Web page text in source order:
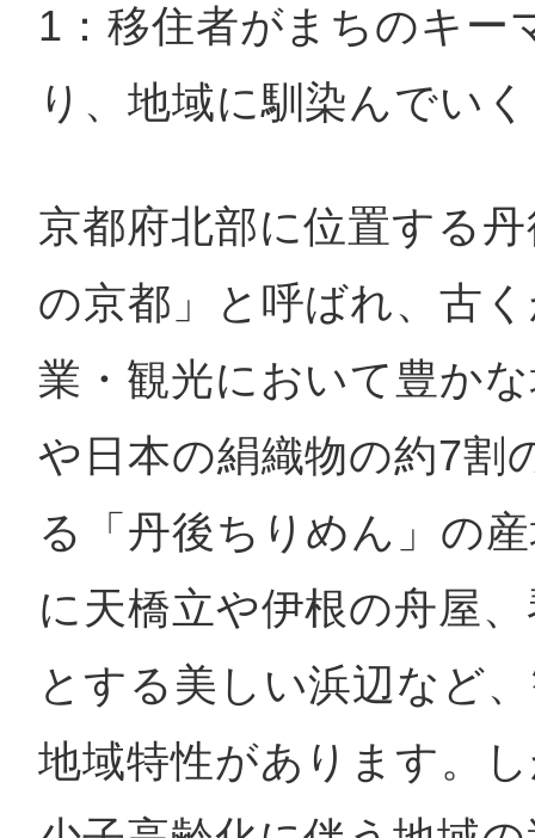
1：移住者がまちのキー
り、地域に馴染んでい
京都府北部に位置する
の京都」と呼ばれ、古
業・観光において豊か
や日本の絹織物の約7割
る「丹後ちりめん」の
に天橋立や伊根の舟屋
とする美しい浜辺など
地域特性があります。
滋賀県
お知らせ
ヘルプ
お問い合わせ
プライバシーポ